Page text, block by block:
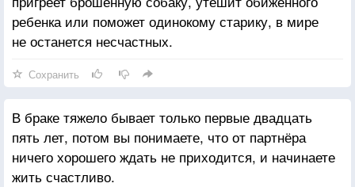
ребенка или поможет одинокому старику, в мире
не останется несчастных.
Сохранить
В браке тяжело бывает только первые двадцать
пять лет, потом вы понимаете, что от партнёра
ничего хорошего ждать не приходится, и начинаете
жить счастливо.